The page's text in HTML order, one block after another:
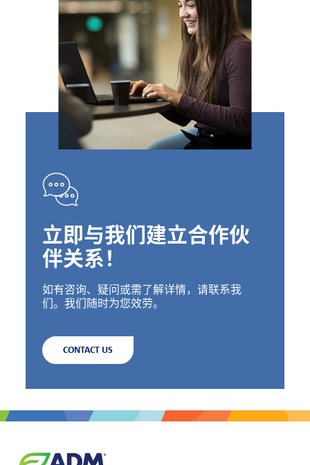
立即与我们建立合作伙
伴关系！
如有咨询、疑问或需了解详情，请联系我
们。我们随时为您效劳。
CONTACT US